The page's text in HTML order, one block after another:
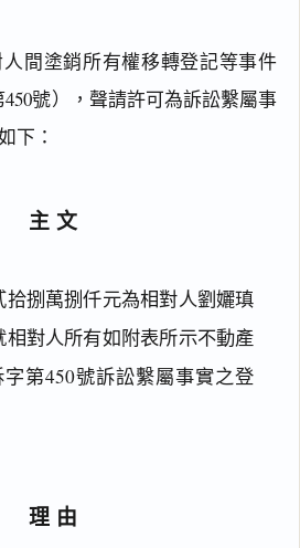
間塗銷所有權移轉登記等事件
450號），聲請許可為訴訟繫屬事
下：
主文
拾捌萬捌仟元為相對人劉孋瑱
對人所有如附表所示不動產
第450號訴訟繫屬事實之登
理由